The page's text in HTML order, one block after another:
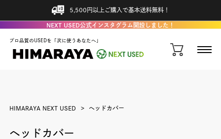
5,500円以上ご購入で基本送料無料！
NEXT USED公式インスタグラム開設しました！
プロ品質のUSEDを「次に使うあなたへ」
HIMARAYA NEXT USED ヘッドカバー
ヘッドカバー